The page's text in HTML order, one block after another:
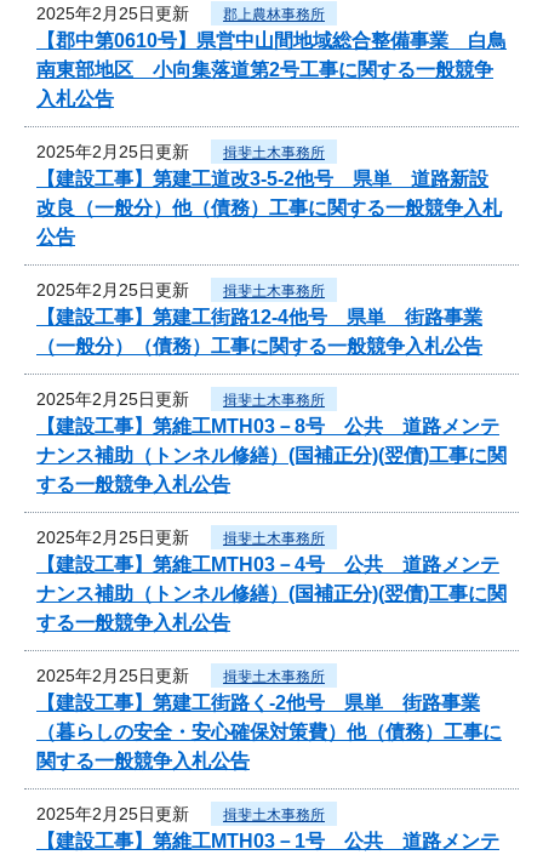
2025年2月25日更新 郡上農林事務所
【郡中第0610号】県営中山間地域総合整備事業 白鳥
南東部地区 小向集落道第2号工事に関する一般競争
入札公告
2025年2月25日更新 揖斐土木事務所
【建設工事】第建工道改3-5-2他号 県単 道路新設
改良（一般分）他（債務）工事に関する一般競争入札
公告
2025年2月25日更新 揖斐土木事務所
【建設工事】第建工街路12-4他号 県単 街路事業
（一般分）（債務）工事に関する一般競争入札公告
2025年2月25日更新 揖斐土木事務所
【建設工事】第維工MTH03－8号 公共 道路メンテ
ナンス補助（トンネル修繕）(国補正分)(翌債)工事に関
する一般競争入札公告
2025年2月25日更新 揖斐土木事務所
【建設工事】第維工MTH03－4号 公共 道路メンテ
ナンス補助（トンネル修繕）(国補正分)(翌債)工事に関
する一般競争入札公告
2025年2月25日更新 揖斐土木事務所
【建設工事】第建工街路く-2他号 県単 街路事業
（暮らしの安全・安心確保対策費）他（債務）工事に
関する一般競争入札公告
2025年2月25日更新 揖斐土木事務所
【建設工事】第維工MTH03－1号 公共 道路メンテ